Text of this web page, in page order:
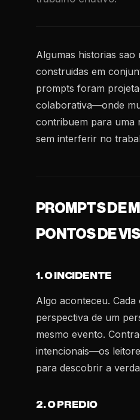
Algumas historias sao
construidas em
prompts foram
colaborativa—onde
contribuem para uma
sem interferir no
PROMPTS DE
PONTOS DE
1. O INCIDENTE
Algo aconteceu.
perspectiva de um
mesmo evento.
intencionais—os
para descobrir a
2. O PREDIO